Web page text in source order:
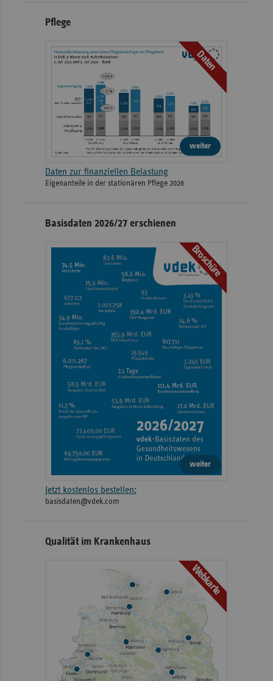
Pflege
Daten
weiter
Daten zur finanziellen Belastung
Eigenanteile in der stationären Pflege 2026
Basisdaten 2026/27 erschienen
Broschüre
weiter
Jetzt kostenlos bestellen:
basisdaten@vdek.com
Qualität im Krankenhaus
Webkarte